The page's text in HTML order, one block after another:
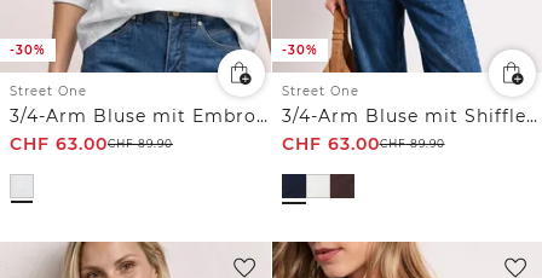
-30%
Street One
3/4-Arm Bluse mit Embroidery
CHF 63.00CHF89.90
-30%
Street One
3/4-Arm Bluse mit Shiffleydetails
CHF 63.00CHF89.90